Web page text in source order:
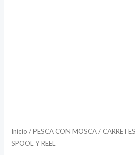
Inicio /PESCA CON MOSCA/ CARRETES
SPOOL Y REEL